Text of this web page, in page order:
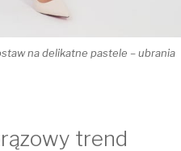
na delikatne pastele – ubrania
trend